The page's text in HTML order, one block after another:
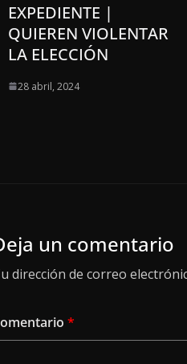
EXPEDIENTE |
QUIEREN VIOLENTAR
LA ELECCIÓN
28 abril, 2024
un comentario
dirección de correo
*